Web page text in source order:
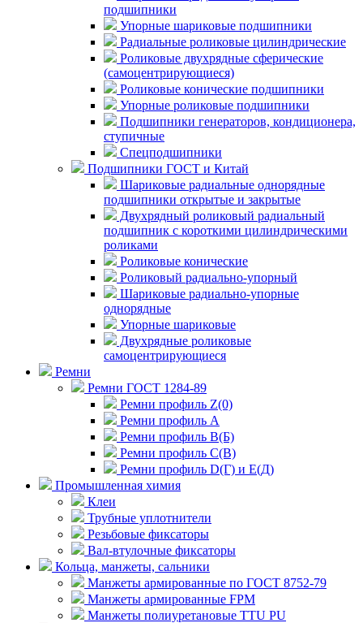
подшипники
Упорные шариковые подшипники
Радиальные роликовые цилиндрические
Роликовые двухрядные сферические
(самоцентрирующиеся)
Роликовые конические подшипники
Упорные роликовые подшипники
Подшипники генераторов, кондиционера,
ступичные
Спецподшипники
Подшипники ГОСТ и Китай
Шариковые радиальные однорядные
подшипники открытые и закрытые
Двухрядный роликовый радиальный
подшипник с короткими цилиндрическими
роликами
Роликовые конические
Роликовый радиально-упорный
Шариковые радиально-упорные
однорядные
Упорные шариковые
Двухрядные роликовые
самоцентрирующиеся
Ремни
Ремни ГОСТ 1284-89
Ремни профиль Z(0)
Ремни профиль А
Ремни профиль В(Б)
Ремни профиль С(В)
Ремни профиль D(Г) и E(Д)
Промышленная химия
Клеи
Трубные уплотнители
Резьбовые фиксаторы
Вал-втулочные фиксаторы
Кольца, манжеты, сальники
Манжеты армированные по ГОСТ 8752-79
Манжеты армированные FPM
Манжеты полиуретановые TTU PU